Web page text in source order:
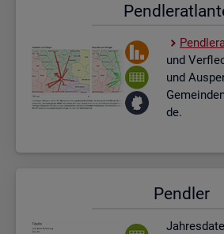
und
und
de.
Pend­ler